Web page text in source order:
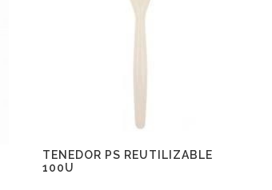
TENEDOR PS REUTILIZABLE
100U